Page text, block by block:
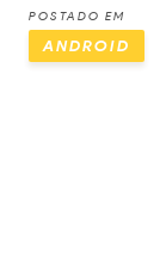
POSTADO EM
ANDROID